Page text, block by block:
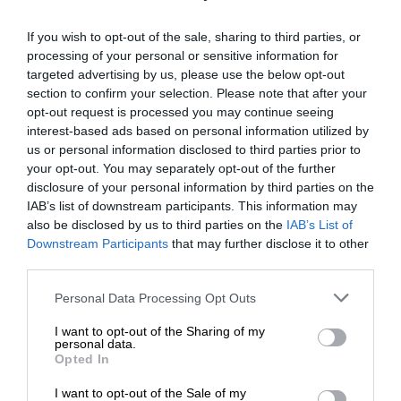
If you wish to opt-out of the sale, sharing to third parties, or
processing of your personal or sensitive information for
targeted advertising by us, please use the below opt-out
section to confirm your selection. Please note that after your
opt-out request is processed you may continue seeing
interest-based ads based on personal information utilized by
us or personal information disclosed to third parties prior to
your opt-out. You may separately opt-out of the further
disclosure of your personal information by third parties on the
IAB’s list of downstream participants. This information may
also be disclosed by us to third parties on the IAB’s List of
Downstream Participants that may further disclose it to other
Personal Data Processing Opt Outs
I want to opt-out of the Sharing of my
personal data.
Opted In
I want to opt-out of the Sale of my
PowerEdge gwarantują maksymalny czas pracy bez
przestojów oraz niezawodną konserwację.
Uniwersalna pamięć masowa
Maksymalnie wykorzystaj pojemność szafy serwerowej
dzięki funkcjom wewnętrznej pamięci masowej
umożliwiającym wiele różnych konfiguracji.
Przykładowe modele
serwerów Rack:
Serwer Dell PowerEdge R250- wydajny, niewielki
serwer do montażu w szafie serwerowej na
Rozbudowa
PCIe / Riser 6 x8 FH + 2 x8 LP
Szyny ReadyRails (ruchome)
Ramka Standard Bezel
Zasilanie
Zasilacze 2 x 700 W
Typ Hot-Plug
Wymiary
Szerokość 43.4 cm